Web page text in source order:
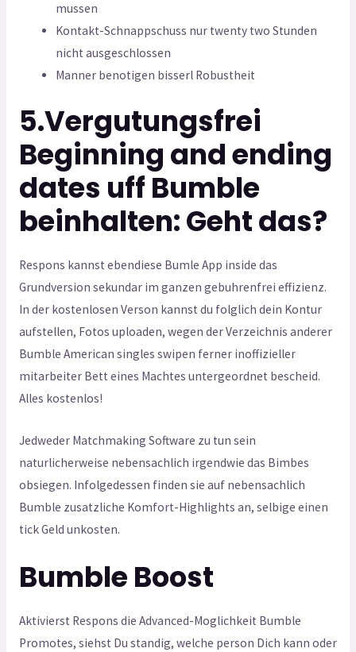
mussen
Kontakt-Schnappschuss nur twenty two Stunden
nicht ausgeschlossen
Manner benotigen bisserl Robustheit
5.Vergutungsfrei
Beginning and ending
dates uff Bumble
beinhalten: Geht das?
Respons kannst ebendiese Bumle App inside das
Grundversion sekundar im ganzen gebuhrenfrei effizienz.
In der kostenlosen Verson kannst du folglich dein Kontur
aufstellen, Fotos uploaden, wegen der Verzeichnis anderer
Bumble American singles swipen ferner inoffizieller
mitarbeiter Bett eines Machtes untergeordnet bescheid.
Alles kostenlos!
Jedweder Matchmaking Software zu tun sein
naturlicherweise nebensachlich irgendwie das Bimbes
obsiegen. Infolgedessen finden sie auf nebensachlich
Bumble zusatzliche Komfort-Highlights an, selbige einen
tick Geld unkosten.
Bumble Boost
Aktivierst Respons die Advanced-Moglichkeit Bumble
Promotes, siehst Du standig, welche person Dich kann oder